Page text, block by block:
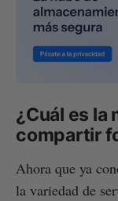
¿Cuál es la
compartir
Ahora que ya
la variedad de